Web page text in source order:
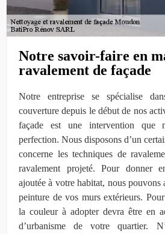
Notre savoir-faire en
ravalement de façade
Notre entreprise se spécialise
couverture depuis le début de nos
façade est une intervention que
perfection. Nous disposons d’un
concerne les techniques de
ravalement projeté. Pour donner
ajoutée à votre habitat, nous pouvons
peinture de vos murs extérieurs.
la couleur à adopter devra être en
d’urbanisme de votre quartier.